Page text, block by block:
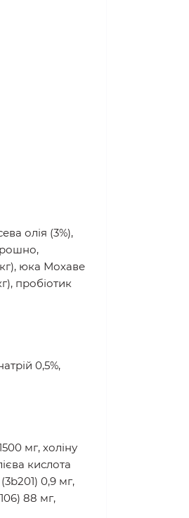
олія (3%),
юка Мохаве
пробіотик
0,5%,
мг, холіну
кислота
0,9 мг,
88 мг,